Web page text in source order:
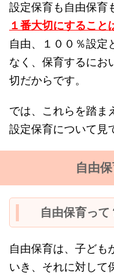
設定保育も自由保育
１番大切にすること
自由、１００％設定
なく、保育するにお
切だからです。
では、これらを踏ま
設定保育について見
自由
自由保育っ
自由保育は、子ども
いき、それに対して